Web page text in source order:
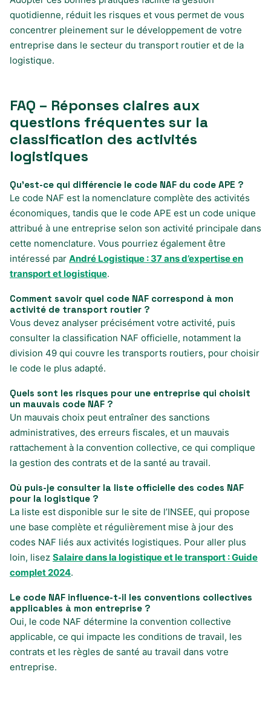
quotidienne, réduit les risques et vous permet de vous
concentrer pleinement sur le développement de votre
entreprise dans le secteur du transport routier et de la
logistique.
FAQ – Réponses claires aux
questions fréquentes sur la
classification des activités
logistiques
Qu’est-ce qui différencie le code NAF du code APE ?
Le code NAF est la nomenclature complète des activités
économiques, tandis que le code APE est un code unique
attribué à une entreprise selon son activité principale dans
cette nomenclature. Vous pourriez également être
intéressé par André Logistique : 37 ans d’expertise en
transport et logistique.
Comment savoir quel code NAF correspond à mon
activité de transport routier ?
Vous devez analyser précisément votre activité, puis
consulter la classification NAF officielle, notamment la
division 49 qui couvre les transports routiers, pour choisir
le code le plus adapté.
Quels sont les risques pour une entreprise qui choisit
un mauvais code NAF ?
Un mauvais choix peut entraîner des sanctions
administratives, des erreurs fiscales, et un mauvais
rattachement à la convention collective, ce qui complique
la gestion des contrats et de la santé au travail.
Où puis-je consulter la liste officielle des codes NAF
pour la logistique ?
La liste est disponible sur le site de l’INSEE, qui propose
une base complète et régulièrement mise à jour des
codes NAF liés aux activités logistiques. Pour aller plus
loin, lisez Salaire dans la logistique et le transport : Guide
complet 2024.
Le code NAF influence-t-il les conventions collectives
applicables à mon entreprise ?
Oui, le code NAF détermine la convention collective
applicable, ce qui impacte les conditions de travail, les
contrats et les règles de santé au travail dans votre
entreprise.